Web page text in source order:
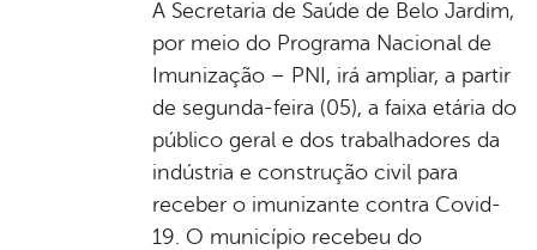
A Secretaria de Saúde de Belo Jardim,
por meio do Programa Nacional de
Imunização – PNI, irá ampliar, a partir
de segunda-feira (05), a faixa etária do
público geral e dos trabalhadores da
indústria e construção civil para
receber o imunizante contra Covid-
19. O município recebeu do